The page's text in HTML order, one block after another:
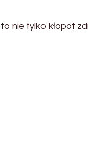
nie tylko kłopot